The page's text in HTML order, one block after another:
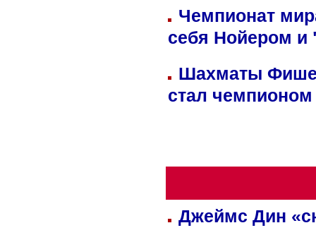
Чемпионат
себя Нойером и
Шахматы
стал
Джеймс Дин